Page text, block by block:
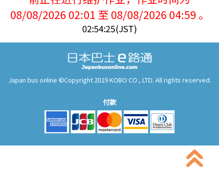
08/08/2026 02:01 至 08/08/2026 04:59 。
02:54:25(JST)
Japan bus online ©Copyright 2019 KOBO CO., LTD. All rights reserved.
付款